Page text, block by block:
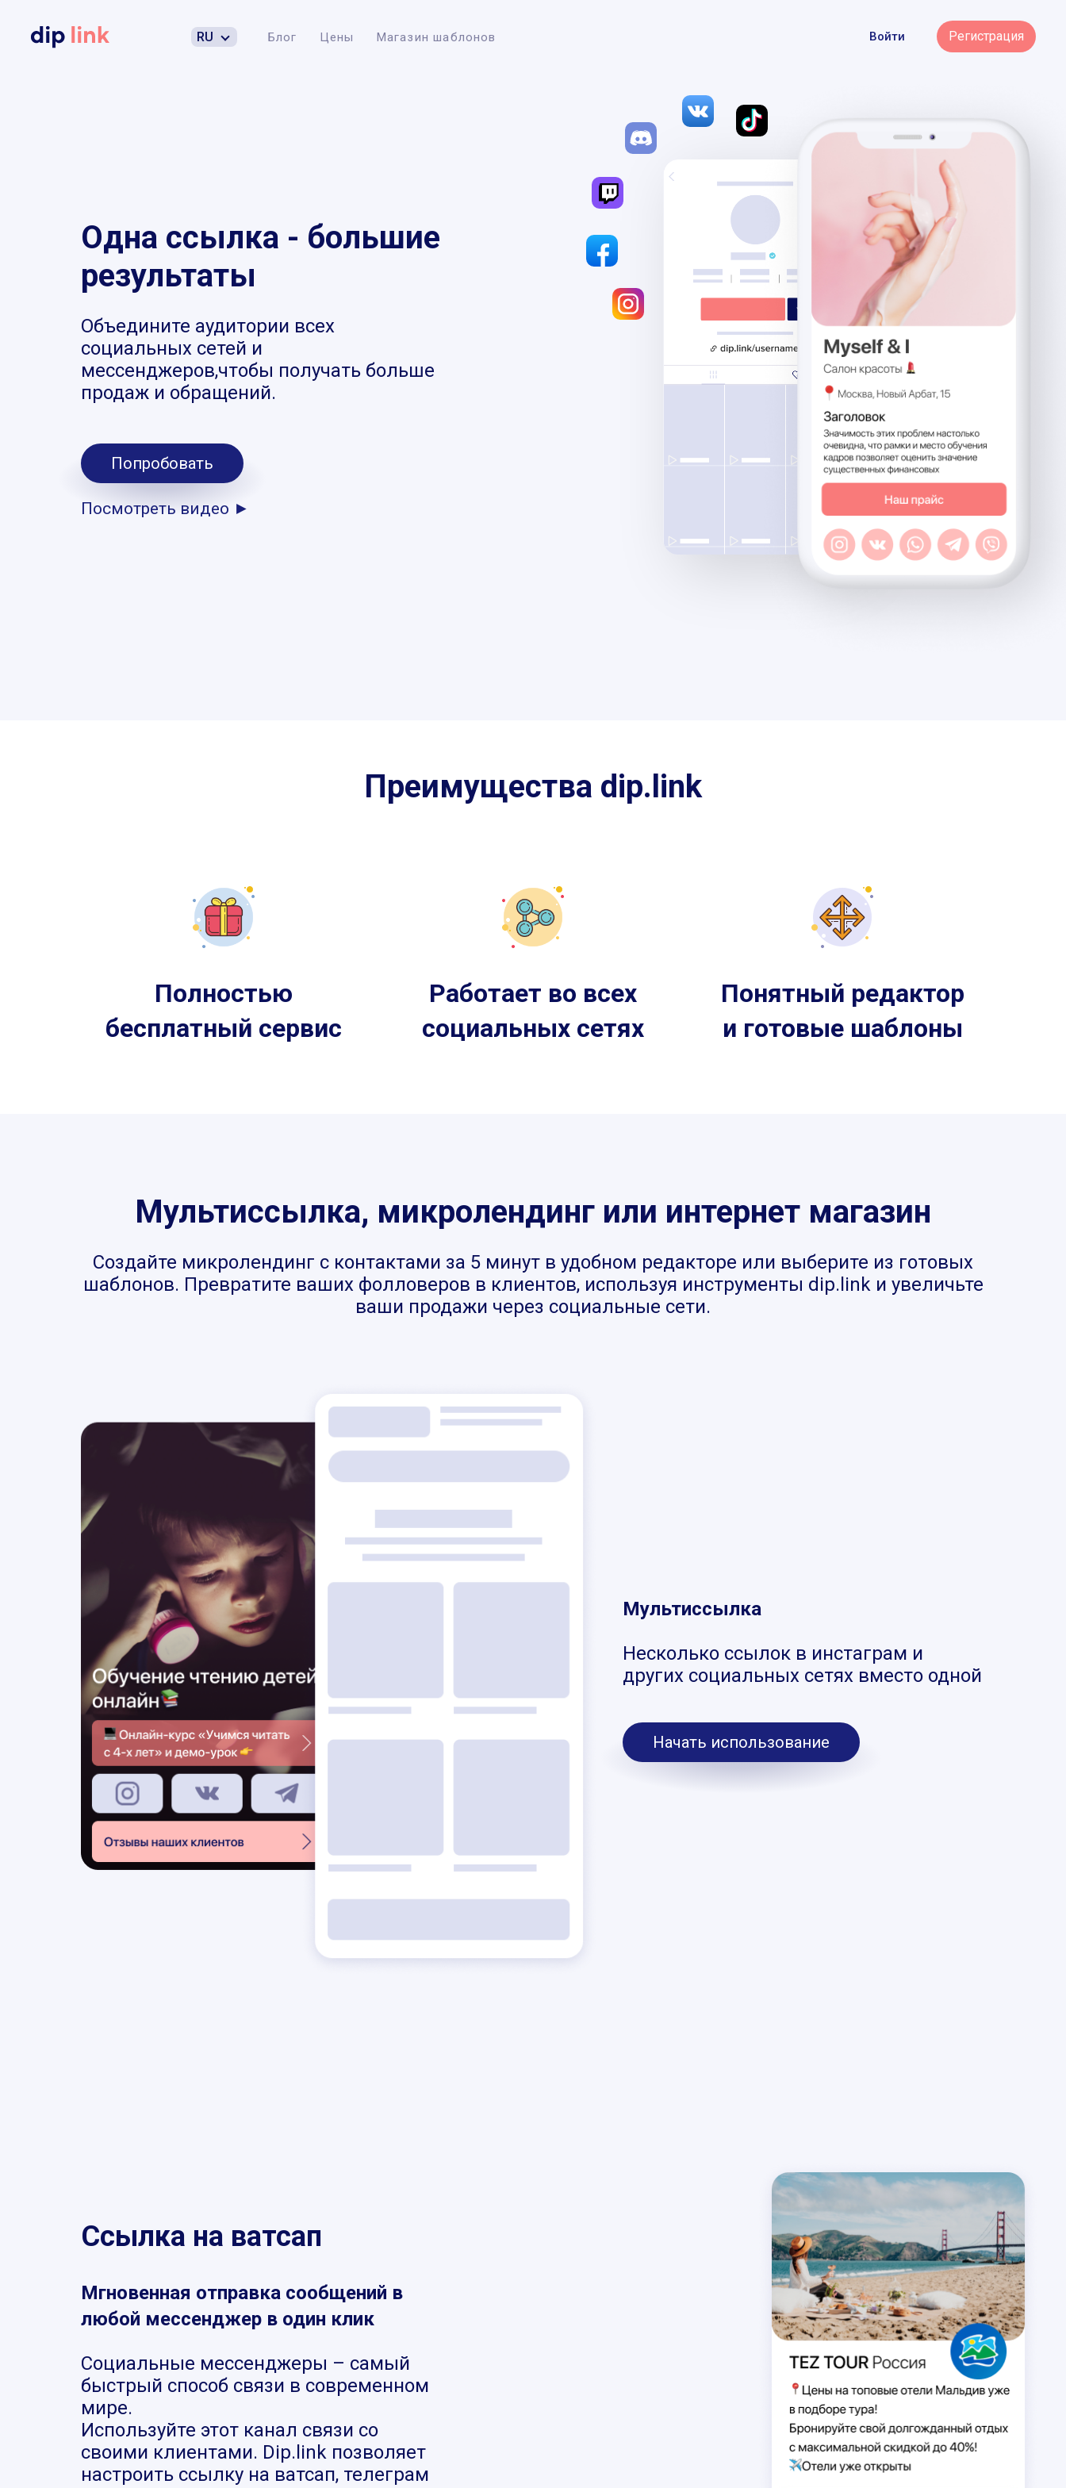
RU Блог Цены Магазин шаблонов Войти Регистрация
Одна ссылка - большие
результаты
Объедините аудитории всех
социальных сетей и
мессенджеров,чтобы получать больше
продаж и обращений.
Попробовать
Посмотреть видео ►
Преимущества dip.link
Полностью
бесплатный сервис
Работает во всех
социальных сетях
Понятный редактор
и готовые шаблоны
Мультиссылка, микролендинг или интернет магазин
Создайте микролендинг с контактами за 5 минут в удобном редакторе или выберите из готовых
шаблонов. Превратите ваших фолловеров в клиентов, используя инструменты dip.link и увеличьте
ваши продажи через социальные сети.
Мультиссылка
Несколько ссылок в инстаграм и
других социальных сетях вместо одной
Начать использование
SKYPE
MESSENGER
VIBER
TELEGRAM
WHATSAPP
Здравствуйте! Хочу заказать
☀️
Ссылка на ватсап
Мгновенная отправка сообщений в
любой мессенджер в один клик
Социальные мессенджеры – самый
быстрый способ связи в современном
мире.
Используйте этот канал связи со
своими клиентами. Dip.link позволяет
настроить ссылку на ватсап, телеграм